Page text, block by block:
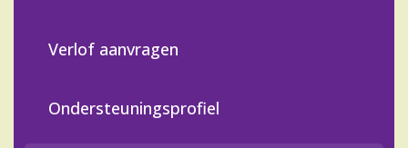
Aanmelden
Contact
Verlof aanvragen
Ondersteuningsprofiel